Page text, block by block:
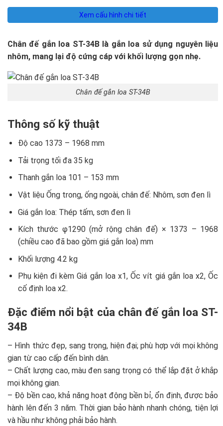
Xem cấu hình chi tiết
Chân đế gắn loa ST-34B là gắn loa sử dụng nguyên liệu
nhôm, mang lại độ cứng cáp với khối lượng gọn nhẹ.
Chân đế gắn loa ST-34B
Thông số kỹ thuật
Độ cao 1373 – 1968 mm
Tải trọng tối đa 35 kg
Thanh gắn loa 101 – 153 mm
Vật liệu Ống trong, ống ngoài, chân đế: Nhôm, sơn đen lì
Giá gắn loa: Thép tấm, sơn đen lì
Kích thước φ1290 (mở rộng chân đế) × 1373 – 1968
(chiều cao đã bao gồm giá gắn loa) mm
Khối lượng 4.2 kg
Phụ kiện đi kèm Giá gắn loa x1, Ốc vít giá gắn loa x2, Ốc
cố định loa x2.
Đặc điểm nổi bật của chân đế gắn loa ST-
34B
– Hình thức đẹp, sang trọng, hiện đại; phù hợp với mọi không
gian từ cao cấp đến bình dân.
– Chất lượng cao, màu đen sang trọng có thể lắp đặt ở khắp
mọi không gian.
– Độ bền cao, khả năng hoạt động bền bỉ, ổn định, được bảo
hành lên đến 3 năm. Thời gian bảo hành nhanh chóng, tiện lợi
và hầu như không phải bảo hành.